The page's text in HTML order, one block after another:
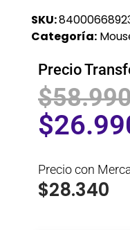
SKU:
Categoría:
Precio
$
$
Precio con
$28.340